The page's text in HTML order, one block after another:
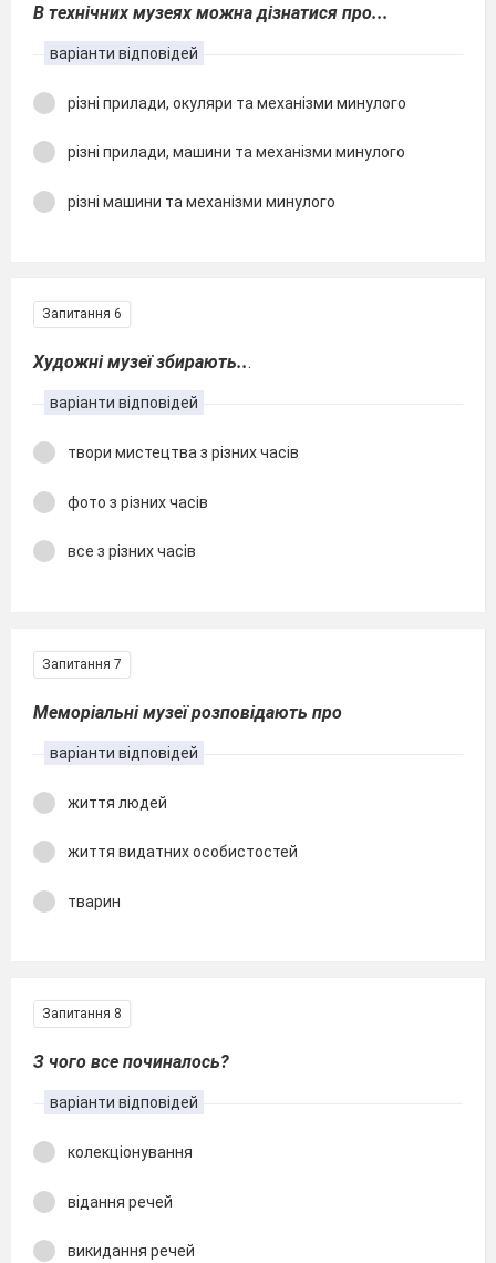
В технічних музеях можна дізнатися про...
варіанти відповідей
різні прилади, окуляри та механізми минулого
різні прилади, машини та механізми минулого
різні машини та механізми минулого
Запитання 6
Художні музеї збирають...
варіанти відповідей
твори мистецтва з різних часів
фото з різних часів
все з різних часів
Запитання 7
Меморіальні музеї розповідають про
варіанти відповідей
життя людей
життя видатних особистостей
тварин
Запитання 8
З чого все починалось?
варіанти відповідей
колекціонування
відання речей
викидання речей